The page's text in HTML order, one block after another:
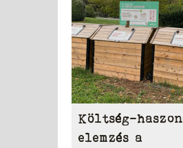
Költség-haszon
elemzés a